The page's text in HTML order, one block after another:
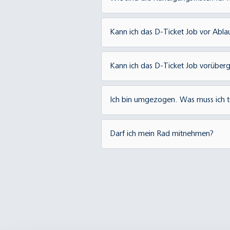
Ticket Job zu wechseln.
Das D-Ticket Job kann zum
eines Monats vorliegen.
Kann ich das D-Ticket Job vor
Das D-Ticket Job ist ein
Sie dazu gegebenenfalls
Kann ich das D-Ticket Job
Es gilt die monatliche
Ich bin umgezogen. Was muss ich
Sie können Ihr D-Ticket Job
Sie Ihre neuen Kontaktdaten
Darf ich mein Rad mitnehmen?